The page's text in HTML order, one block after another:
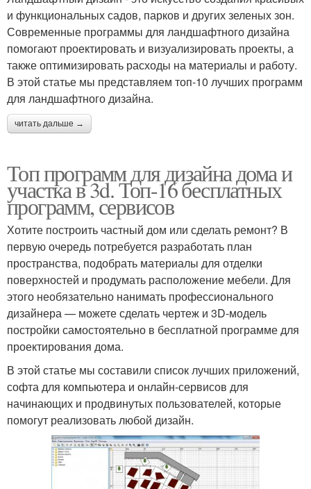
и функциональных садов, парков и других зеленых зон.
Современные программы для ландшафтного дизайна
помогают проектировать и визуализировать проекты, а
также оптимизировать расходы на материалы и работу.
В этой статье мы представляем топ-10 лучших программ
для ландшафтного дизайна.
читать дальше →
Топ программ для дизайна дома и
участка в 3d. Топ-16 бесплатных
программ, сервисов
Хотите построить частный дом или сделать ремонт? В
первую очередь потребуется разработать план
пространства, подобрать материалы для отделки
поверхностей и продумать расположение мебели. Для
этого необязательно нанимать профессионального
дизайнера — можете сделать чертеж и 3D-модель
постройки самостоятельно в бесплатной программе для
проектирования дома.
В этой статье мы составили список лучших приложений,
софта для компьютера и онлайн-сервисов для
начинающих и продвинутых пользователей, которые
помогут реализовать любой дизайн.